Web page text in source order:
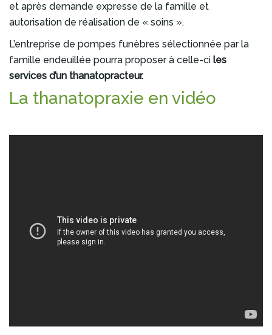
et après demande expresse de la famille et
autorisation de réalisation de « soins ».
L’entreprise de pompes funèbres sélectionnée par la
famille endeuillée pourra proposer à celle-ci les
services d’un thanatopracteur.
La thanatopraxie en vidéo